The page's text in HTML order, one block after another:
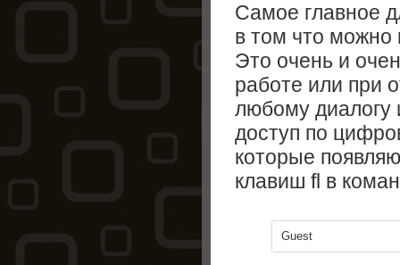
Самое главное
в том что можно
Это очень и
работе или при
любому диалогу
доступ по
которые
клавиш fl в
Guest